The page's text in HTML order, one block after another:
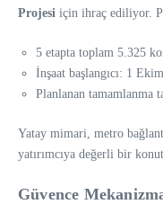
Projesi için ihraç ediliyor.
5 etapta toplam 5.325
İnşaat başlangıcı: 1
Planlanan tamamlanma
Yatay mimari, metro
yatırımcıya değerli bir
Güvence